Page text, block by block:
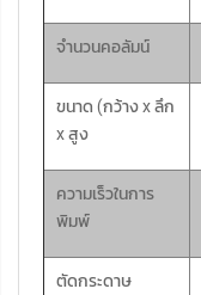
จำนวนคอลัมน์
ขนาด (กว้าง x ลึก
x สูง
ความเร็วในการ
พิมพ์
ตัดกระดาษ